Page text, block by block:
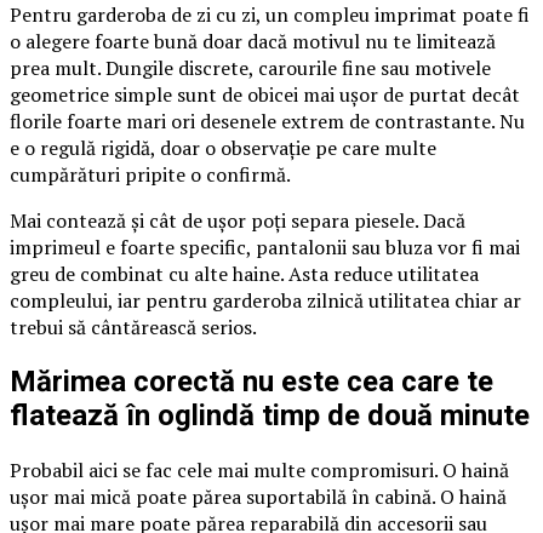
Pentru garderoba de zi cu zi, un compleu imprimat poate fi
o alegere foarte bună doar dacă motivul nu te limitează
prea mult. Dungile discrete, carourile fine sau motivele
geometrice simple sunt de obicei mai ușor de purtat decât
florile foarte mari ori desenele extrem de contrastante. Nu
e o regulă rigidă, doar o observație pe care multe
cumpărături pripite o confirmă.
Mai contează și cât de ușor poți separa piesele. Dacă
imprimeul e foarte specific, pantalonii sau bluza vor fi mai
greu de combinat cu alte haine. Asta reduce utilitatea
compleului, iar pentru garderoba zilnică utilitatea chiar ar
trebui să cântărească serios.
Mărimea corectă nu este cea care te
flatează în oglindă timp de două minute
Probabil aici se fac cele mai multe compromisuri. O haină
ușor mai mică poate părea suportabilă în cabină. O haină
ușor mai mare poate părea reparabilă din accesorii sau